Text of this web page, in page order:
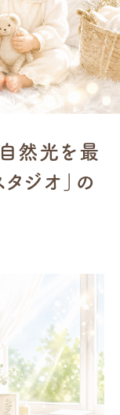
自然光を最
ジオ」の